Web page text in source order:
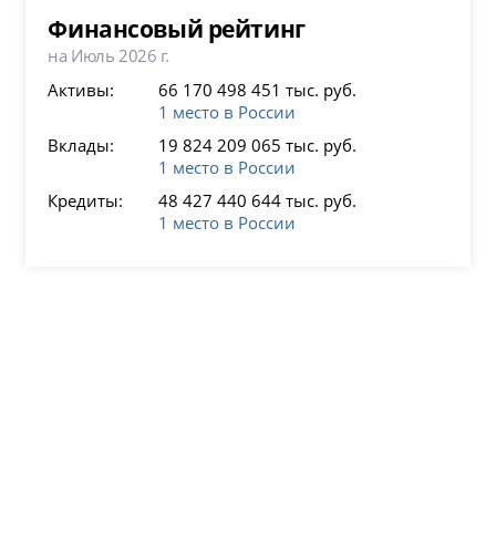
Финансовый рейтинг
на Июль 2026 г.
Активы:
66 170 498 451 тыс. руб.
1 место в России
Вклады:
19 824 209 065 тыс. руб.
1 место в России
Кредиты:
48 427 440 644 тыс. руб.
1 место в России